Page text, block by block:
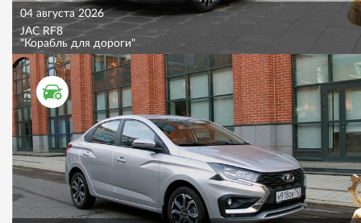
04 августа 2026
JAC RF8
"Корабль для дороги"
ТЕСТ ДРАЙВ